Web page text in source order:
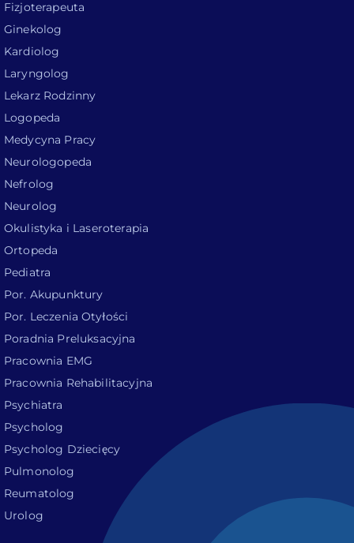
Fizjoterapeuta
Ginekolog
Kardiolog
Laryngolog
Lekarz Rodzinny
Logopeda
Medycyna Pracy
Neurologopeda
Nefrolog
Neurolog
Okulistyka i Laseroterapia
Ortopeda
Pediatra
Por. Akupunktury
Por. Leczenia Otyłości
Poradnia Preluksacyjna
Pracownia EMG
Pracownia Rehabilitacyjna
Psychiatra
Psycholog
Psycholog Dziecięcy
Pulmonolog
Reumatolog
Urolog